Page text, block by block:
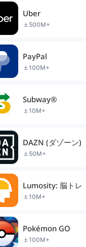
Uber
500M+
PayPal
100M+
Subway®
10M+
DAZN (ダゾーン)
50M+
Lumosity: 脳トレ
10M+
Pokémon GO
100M+